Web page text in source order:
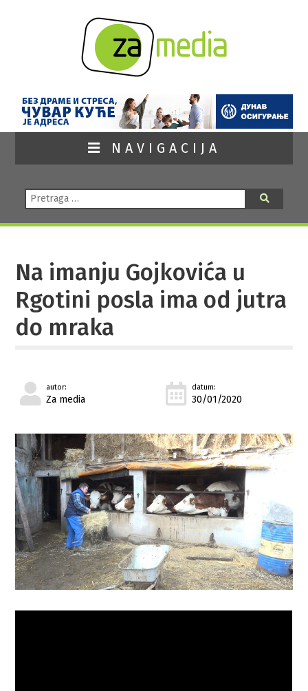
NAVIGACIJA
Pretraga:
Na imanju Gojkovića u
Rgotini posla ima od jutra
do mraka
autor:
Za media
datum:
30/01/2020